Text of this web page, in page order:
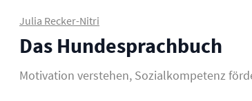
Julia Recker-Nitri
Das Hundesprachbuch
Motivation verstehen, Sozialkompetenz